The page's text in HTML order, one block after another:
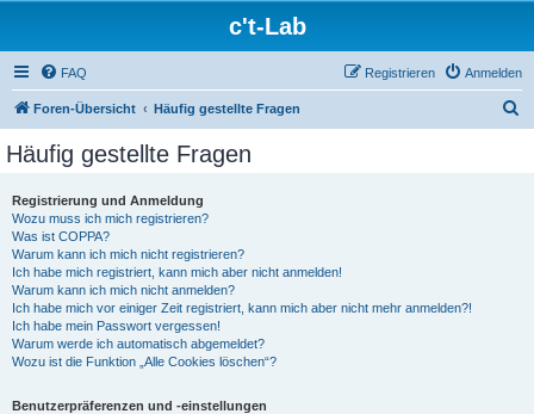
c't-Lab
FAQ Anmelden
Registrieren
Foren-Übersicht Häufig gestellte Fragen
Häufig gestellte Fragen
Registrierung und Anmeldung
Wozu muss ich mich registrieren?
Was ist COPPA?
Warum kann ich mich nicht registrieren?
Ich habe mich registriert, kann mich aber nicht anmelden!
Warum kann ich mich nicht anmelden?
Ich habe mich vor einiger Zeit registriert, kann mich aber nicht mehr anmelden?!
Ich habe mein Passwort vergessen!
Warum werde ich automatisch abgemeldet?
Wozu ist die Funktion „Alle Cookies löschen“?
Benutzerpräferenzen und -einstellungen